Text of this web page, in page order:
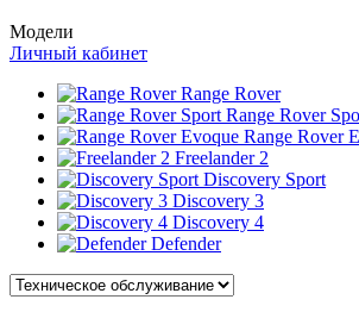
Модели
Личный кабинет
Range Rover
Range Rover
Range Rover
Freelander 2
Discovery Sport
Discovery 3
Discovery 4
Defender